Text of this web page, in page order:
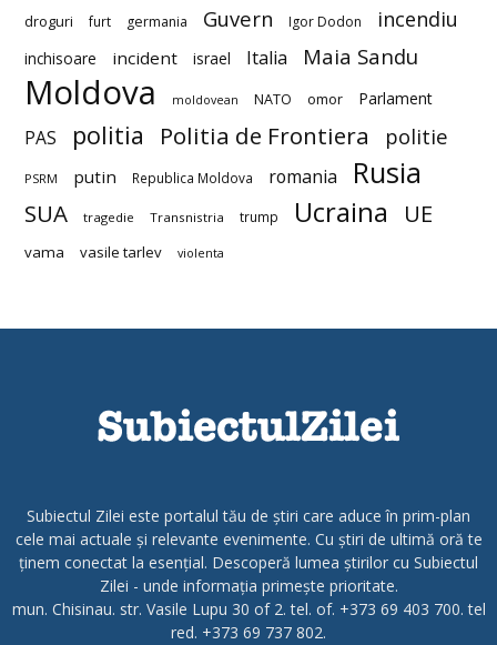
droguri furt germania Guvern Igor Dodon incendiu
inchisoare incident israel Italia Maia Sandu
Moldova moldovean NATO omor Parlament
PAS politia Politia de Frontiera politie
PSRM putin Republica Moldova romania Rusia
SUA tragedie Transnistria trump Ucraina UE
vama vasile tarlev violenta
Subiectul Zilei este portalul tău de știri care aduce în prim-plan
cele mai actuale și relevante evenimente. Cu știri de ultimă oră te
ținem conectat la esențial. Descoperă lumea știrilor cu Subiectul
Zilei - unde informația primește prioritate.
mun. Chisinau. str. Vasile Lupu 30 of 2. tel. of. +373 69 403 700. tel
red. +373 69 737 802.